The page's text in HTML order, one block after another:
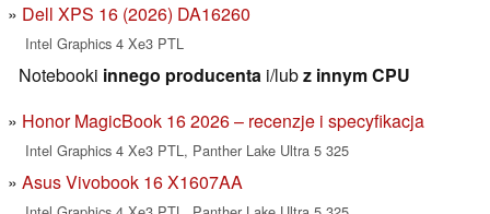
Dell XPS 16 (2026) DA16260
Intel Graphics 4 Xe3 PTL
Notebooki innego producenta i/lubz innym CPU
Honor MagicBook 16 2026 – recenzje i specyfikacja
Intel Graphics 4 Xe3 PTL, Panther Lake Ultra 5 325
Asus Vivobook 16 X1607AA